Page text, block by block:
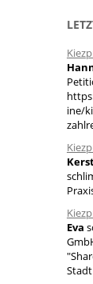
n
n
a
c
h
:
ine/
Eva